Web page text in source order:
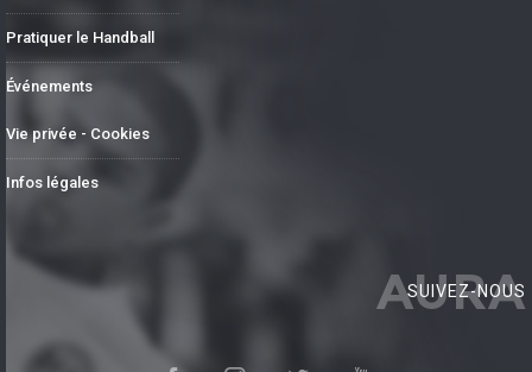
Pratiquer le Handball
Événements
Vie privée - Cookies
Infos légales
AURA
SUIVEZ-NOUS